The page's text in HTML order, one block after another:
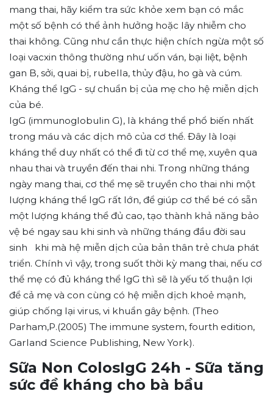
mang thai, hãy kiểm tra sức khỏe xem bạn có mắc
một số bệnh có thể ảnh hưởng hoặc lây nhiễm cho
thai không. Cũng như cần thực hiện chích ngừa một số
loại vacxin thông thường như uốn ván, bại liệt, bệnh
gan B, sởi, quai bị, rubella, thủy đậu, ho gà và cúm.
Kháng thể IgG - sự chuẩn bị của mẹ cho hệ miễn dịch
của bé.
IgG (immunoglobulin G), là kháng thể phổ biến nhất
trong máu và các dịch mô của cơ thể. Đây là loại
kháng thể duy nhất có thể đi từ cơ thể mẹ, xuyên qua
nhau thai và truyền đến thai nhi. Trong những tháng
ngày mang thai, cơ thể mẹ sẽ truyền cho thai nhi một
lượng kháng thể IgG rất lớn, để giúp cơ thể bé có sẵn
một lượng kháng thể đủ cao, tạo thành khả năng bảo
vệ bé ngay sau khi sinh và những tháng đầu đời sau
sinh khi mà hệ miễn dịch của bản thân trẻ chưa phát
triển. Chính vì vậy, trong suốt thời kỳ mang thai, nếu cơ
thể mẹ có đủ kháng thể IgG thì sẽ là yếu tố thuận lợi
để cả mẹ và con cùng có hệ miễn dịch khoẻ mạnh,
giúp chống lại virus, vi khuẩn gây bệnh. (Theo
Parham,P.(2005) The immune system, fourth edition,
Garland Science Publishing, New York).
Sữa Non ColosIgG 24h - Sữa tăng
sức đề kháng cho bà bầu